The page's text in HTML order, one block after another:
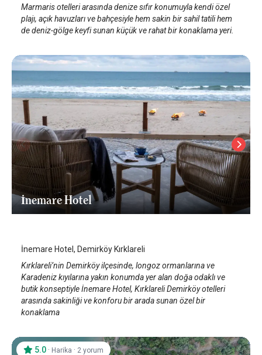
Marmaris otelleri arasında denize sıfır konumuyla kendi özel
plajı, açık havuzları ve bahçesiyle hem sakin bir sahil tatili hem
de deniz-gölge keyfi sunan küçük ve rahat bir konaklama yeri.
İnemare Hotel
İnemare Hotel, Demirköy Kırklareli
Kırklareli’nin Demirköy ilçesinde, longoz ormanlarına ve
Karadeniz kıyılarına yakın konumda yer alan doğa odaklı ve
butik konseptiyle İnemare Hotel, Kırklareli Demirköy otelleri
arasında sakinliği ve konforu bir arada sunan özel bir
konaklama
5.0 · Harika · 2 yorum